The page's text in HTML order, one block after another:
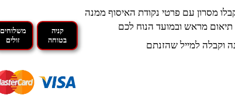
מסרון עם פרטי נקודת האיסוף ממנה
מראש ובמועד הנוח לכם
וקבלה למייל שהזנתם
קניה
בטוחה
משלוחים
זולים